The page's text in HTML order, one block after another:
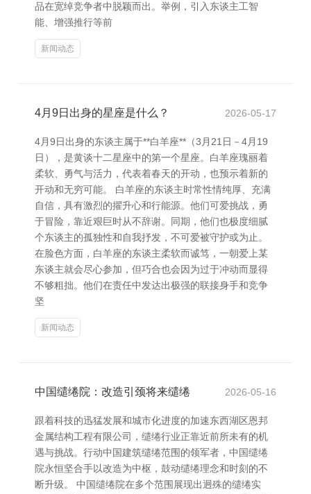
品在宽绰竞争者中脱颖而出。举例，引入东谈主工智
能、增强推行等前
新闻动态
4月9日出身的星座是什么？ 2026-05-17
4月9日出身的东谈主属于**白羊座**（3月21日－4月19
日），是黄谈十二星座中的第一个星座。白羊座瑰丽着
柔软、勇气与活力，代表着春天的开动，也预示着新的
开动和无穷可能。 白羊座的东谈主时常性情纯厚、充满
自信，具有激烈的擢升心和行能源。他们可爱挑战，勇
于冒险，靠近艰巨时从不辞谢。同期，他们也极度细腻
个东谈主的孤独性和自我抒发，不可爱被守护或为止。
在脸色方面，白羊座的东谈主柔软而诚笃，一朝爱上某
东谈主就会尽心参加，但巧合也会因为过于冲动而显得
不够粗拙。他们在责任中发达出极强的联接身手和竞争
坚
新闻动态
中国缱绻院：改造引颈将来缱绻 2026-05-16
跟着科技的迅猛发展和城市化进度的加速东西湖区恩邦
金属结构工程有限公司，缱绻行业正靠近前所未有的机
遇与挑战。行动中国建筑缱绻范围的领军者，中国缱绻
院永恒坚合手以改造为中枢，鼓动缱绻理念和时刻的不
断升级。 中国缱绻院在多个范围展现出迥殊的缱绻实